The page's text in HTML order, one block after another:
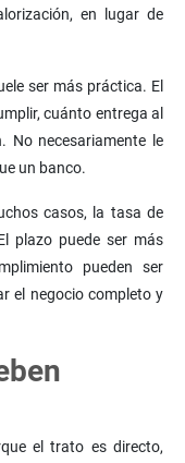
en lugar de
ser más práctica. El
cuánto entrega al
No necesariamente le
un banco.
casos, la tasa de
plazo puede ser más
pueden ser
el negocio completo y
el trato es directo,